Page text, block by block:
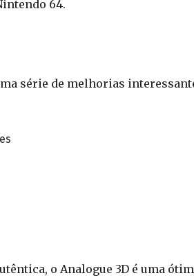
64.
série de melhorias
o Analogue 3D é uma